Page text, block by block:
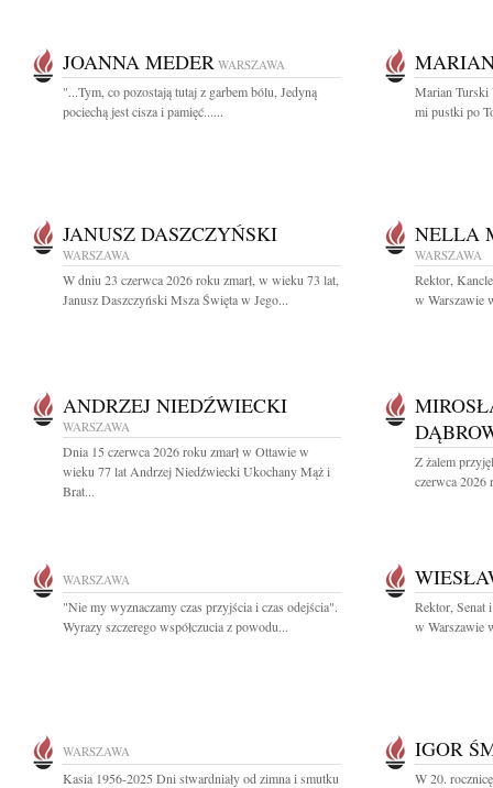
JOANNA MEDER WARSZAWA
"...Tym, co pozostają tutaj z garbem bólu, Jedyną
pociechą jest cisza i pamięć......
Marian Turski
mi pustki po
JANUSZ DASZCZYŃSKI
WARSZAWA
W dniu 23 czerwca 2026 roku zmarł, w wieku 73 lat,
Janusz Daszczyński Msza Święta w Jego...
NELLA
WARSZAWA
Rektor,
w Warszawie
ANDRZEJ NIEDŹWIECKI
WARSZAWA
Dnia 15 czerwca 2026 roku zmarł w Ottawie w
wieku 77 lat Andrzej Niedźwiecki Ukochany Mąż i
Brat...
Z żalem
czerwca 2026
WARSZAWA
"Nie my wyznaczamy czas przyjścia i czas odejścia".
Wyrazy szczerego współczucia z powodu...
Rektor, Senat
w Warszawie
WARSZAWA
Kasia 1956-2025 Dni stwardniały od zimna i smutku
IGOR
W 20.